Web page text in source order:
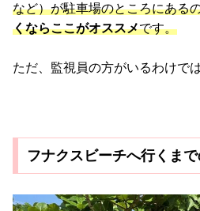
など）が駐車場のところにある
くならここがオススメです。
ただ、監視員の方がいるわけで
フナクスビーチへ行くまで